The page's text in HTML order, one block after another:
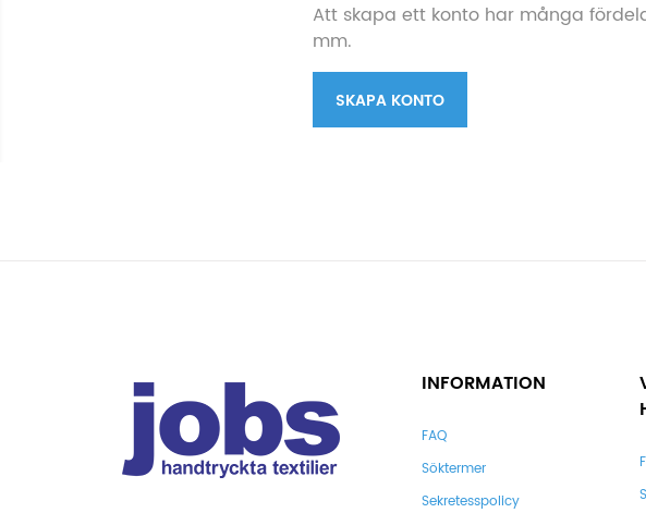
Att skapa ett konto har många
mm.
SKAPA KONTO
INFORMATION
FAQ
Söktermer
Sekretesspolicy